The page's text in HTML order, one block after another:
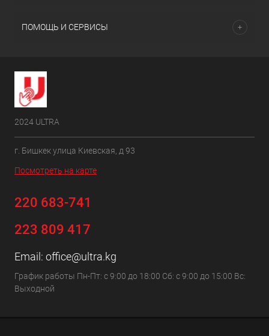
ПОМОЩЬ И СЕРВИСЫ
2024 ULTRA
г. Бишкек улица Киевская, д 93
Посмотреть на карте
220 683-741
223 809 417
Email: office@ultra.kg
График работы Пн-Пт: с 9:00 до 18:00 Сб: с 9:00 до 15:00 Вс:
Выходной